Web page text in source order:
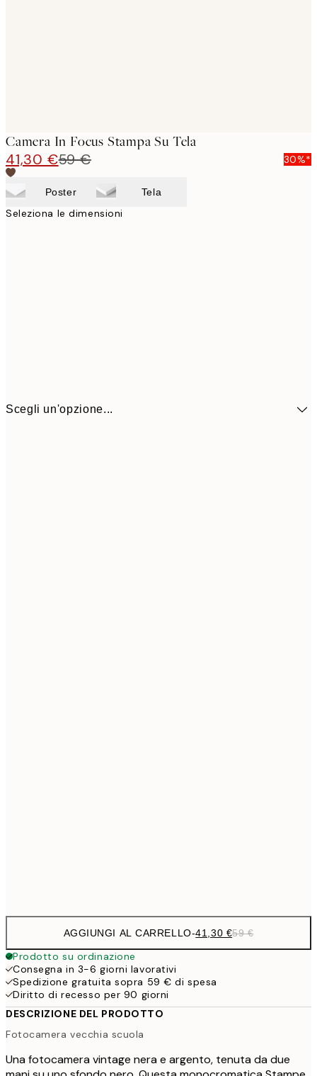
Camera In Focus Stampa Su Tela
41,30 €59 € 30%*
Poster Tela
Seleziona le dimensioni
Scegli un'opzione...
AGGIUNGI AL CARRELLO-41,30 €59 €
Prodotto su ordinazione
Consegna in 3-6 giorni lavorativi
Spedizione gratuita sopra 59 € di spesa
Diritto di recesso per 90 giorni
DESCRIZIONE DEL PRODOTTO
Fotocamera vecchia scuola
Una fotocamera vintage nera e argento, tenuta da due